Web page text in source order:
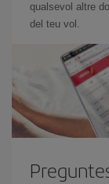
qualsevol altre
del teu vol.